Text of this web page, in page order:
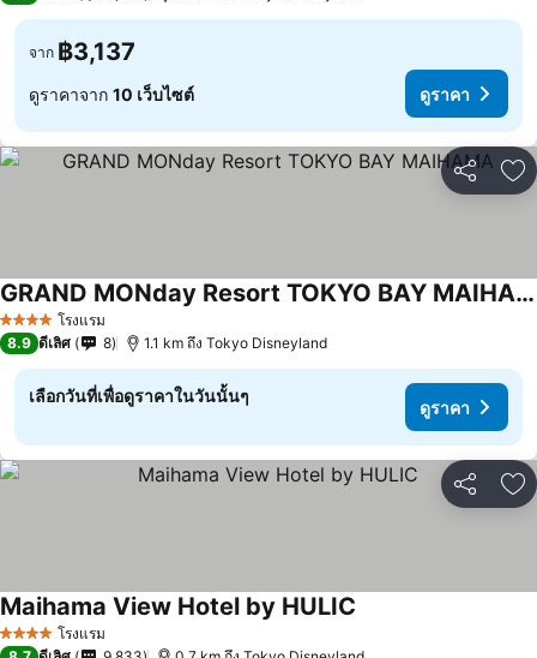
จาก ฿3,137
ดูราคาจาก 10 เว็บไซต์ ดูราคา
แชร์ เ
4 ดาว โรงแรม
GRAND MONday Resort TOKYO BAY MAIHAMA
8.9 ดีเลิศ 8 1.1 km ถึง Tokyo Disneyland
เลือกวันที่เพื่อดูราคาในวันนั้นๆ
ดูราคา
แชร์ เ
4 ดาว โรงแรม
Maihama View Hotel by HULIC